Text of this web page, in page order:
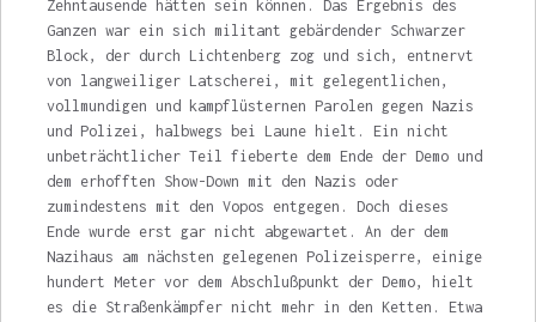
Zehntausende hätten sein können. Das Ergebnis des
Ganzen war ein sich militant gebärdender Schwarzer
Block, der durch Lichtenberg zog und sich, entnervt
von langweiliger Latscherei, mit gelegentlichen,
voll­mundigen und kampflüsternen Parolen gegen Nazis
und Polizei, halbwegs bei Laune hielt. Ein nicht
unbeträchtlicher Teil fieberte dem Ende der Demo und
dem erhofften Show-Down mit den Nazis oder
zumindestens mit den Vopos entgegen. Doch dieses
Ende wurde erst gar nicht abgewartet. An der dem
Nazihaus am nächsten gelegenen Polizeisperre, einige
hun­dert Meter vor dem Abschlußpunkt der Demo, hielt
es die Straßenkämpfer nicht mehr in den Ketten. Etwa